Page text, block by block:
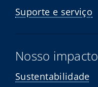
Suporte e serviço
Nosso impacto
Sustentabilidade